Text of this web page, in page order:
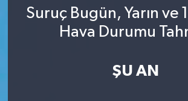
Suruç Bugün, Yarın ve
Hava Durumu
ŞU AN
Türkiye
Haber Arşivi